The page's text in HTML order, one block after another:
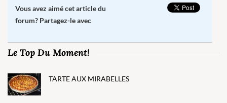
Vous avez aimé cet article du
forum? Partagez-le avec
Le Top Du Moment!
TARTE AUX MIRABELLES